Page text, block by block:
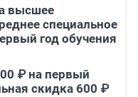
высшее
специальное
год обучения
₽ на первый
скидка 600 ₽